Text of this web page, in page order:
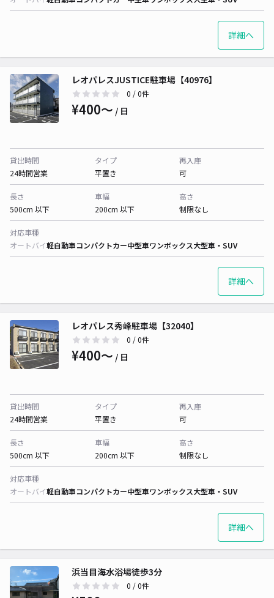
詳細へ
レオパレスJUSTICE駐車場【40976】
0 / 0件
¥400〜 / 日
貸出時間
24時間営業
タイプ
平置き
再入庫
可
長さ
500cm 以下
車幅
200cm 以下
高さ
制限なし
対応車種
オートバイ軽自動車コンパクトカー中型車ワンボックス大型車・SUV
詳細へ
レオパレス秀峰駐車場【32040】
0 / 0件
¥400〜 / 日
貸出時間
24時間営業
タイプ
平置き
再入庫
可
長さ
500cm 以下
車幅
200cm 以下
高さ
制限なし
対応車種
オートバイ軽自動車コンパクトカー中型車ワンボックス大型車・SUV
詳細へ
浜当目海水浴場徒歩3分
0 / 0件